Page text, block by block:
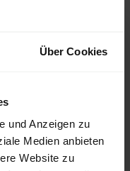
Über Cookies
und Anzeigen zu
Medien anbieten
Website zu
2026